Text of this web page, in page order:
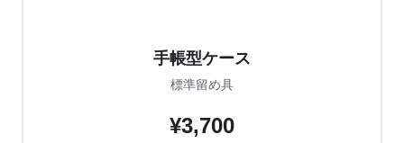
手帳型ケース
標準留め具
¥3,700